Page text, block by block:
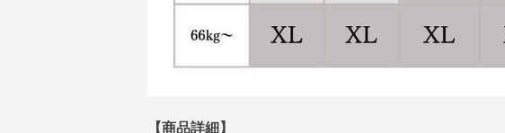
【商品詳細】